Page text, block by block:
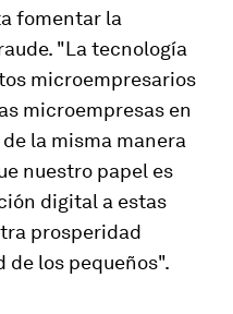
fomentar la
"La tecnología
microempresarios
microempresas en
la misma manera
nuestro papel es
digital a estas
prosperidad
de los pequeños".